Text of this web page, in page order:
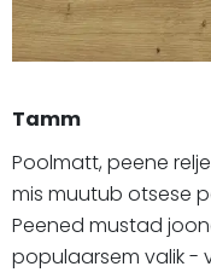
Tamm
Poolmatt, peene
mis muutub otsese
Peened mustad
populaarsem valik -